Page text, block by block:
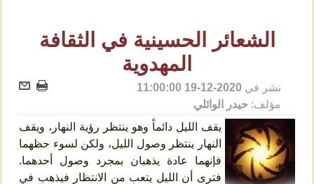
الشعائر الحسينية في الثقافة
المهدوية
نشر في 2020-12-19 11:00:00
مؤلف: حيدر الوائلي
يقف الليل دائماً وهو ينتظر رؤية النهار، ويقف
النهار ينتظر وصول الليل، ولكن لسوء حظهما
فإنهما عادة يذهبان بمجرد وصول أحدهما.
فترى أن الليل يتعب من الانتظار فيذهب في